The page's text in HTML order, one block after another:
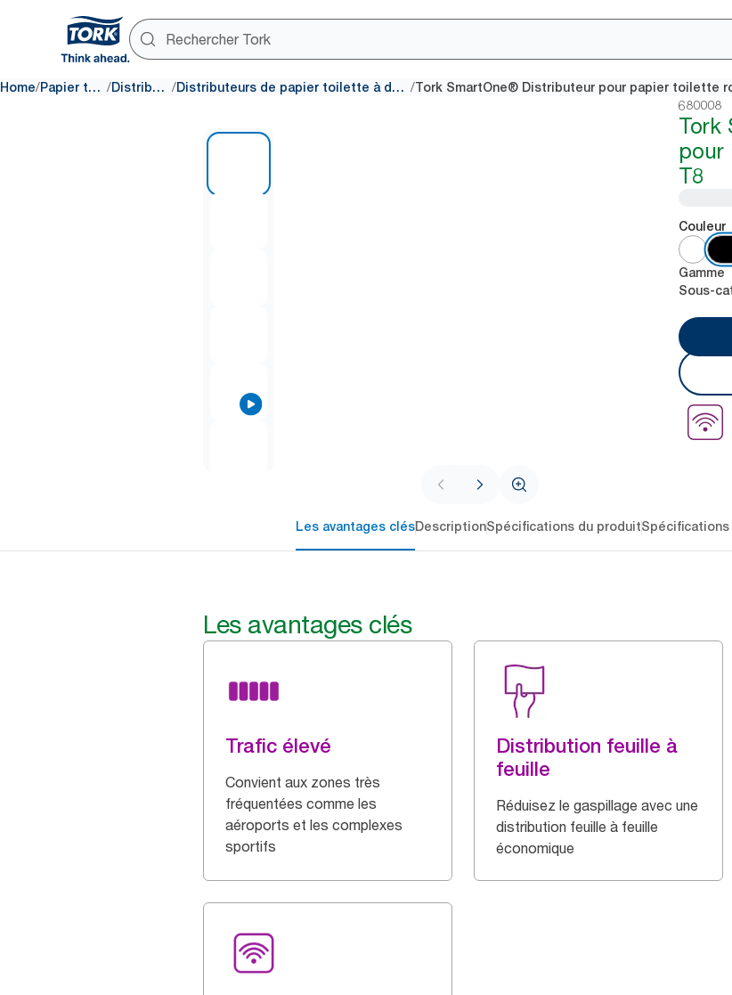
Home/ Papier toilette / Distributeurs / Distributeurs de papier toilette à dévidage central /
680008
Tork
pour
T8
Couleur
Gamme
Sous-
Les avantages clésDescriptionSpécifications du produit
Les avantages clés
Trafic élevé
Convient aux zones très
fréquentées comme les
aéroports et les complexes
sportifs
Distribution feuille à
feuille
Réduisez le gaspillage avec une
distribution feuille à feuille
économique